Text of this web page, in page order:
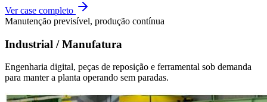
Ver case completo
Manutenção previsível, produção contínua
Industrial / Manufatura
Engenharia digital, peças de reposição e ferramental sob demanda
para manter a planta operando sem paradas.